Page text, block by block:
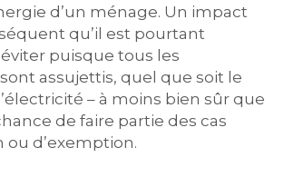
d’un ménage. Un impact
qu’il est pourtant
puisque tous les
assujettis, quel que soit le
– à moins bien sûr que
de faire partie des cas
ou d’exemption.